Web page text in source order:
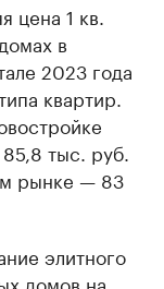
цена 1 кв.
в
2023 года
квартир.
тыс. руб.
рынке — 83
элитного
домов на